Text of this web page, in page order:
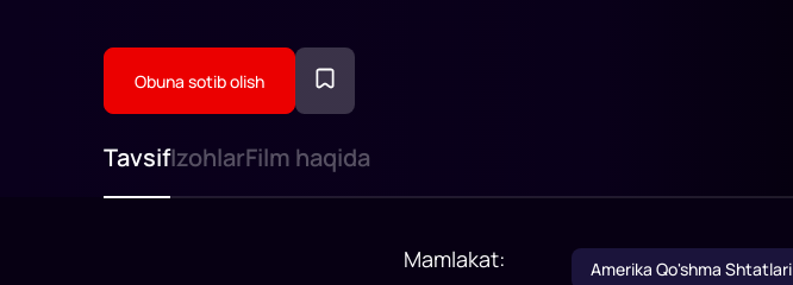
qonli fitnaga aloqador ekani, dunyo taqdiri xavf ostida
ekani ma’lum bo‘lgach, halokatli o‘yinning ulushi
ko‘tariladi.
Obuna sotib olish
TavsifIzohlarFilm haqida
Mamlakat: Amerika Qo'shma Shtatlari